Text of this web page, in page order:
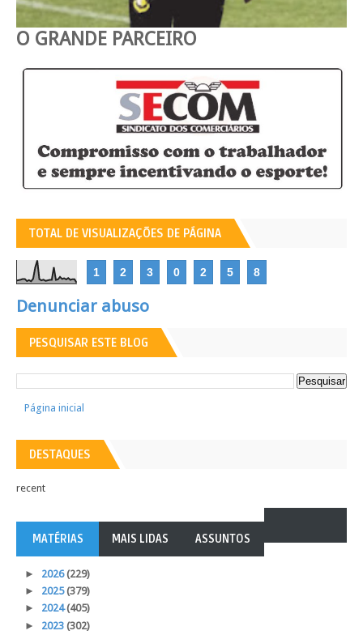
O GRANDE PARCEIRO
TOTAL DE VISUALIZAÇÕES DE PÁGINA
1 2 3 0 2 5 8
Denunciar abuso
PESQUISAR ESTE BLOG
Página inicial
DESTAQUES
recent
MATÉRIAS MAIS LIDAS ASSUNTOS
► 2026(229)
► 2025(379)
► 2024(405)
► 2023 (302)